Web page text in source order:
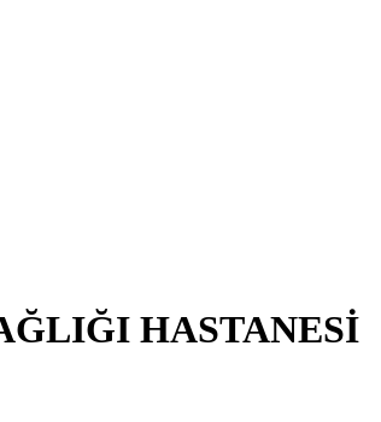
HASTANESİ